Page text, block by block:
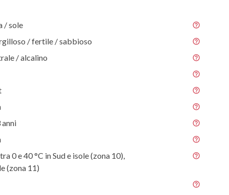
/ sole
/ fertile / sabbioso
/ alcalino
anni
0 e 40 °C in Sud e isole (zona 10),
(zona 11)